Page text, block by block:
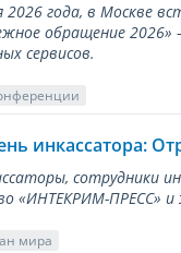
2026 года, в Москве
обращение
сервисов.
инкассатора:
сотрудники
«ИНТЕКРИМ-ПРЕСС» и
мира